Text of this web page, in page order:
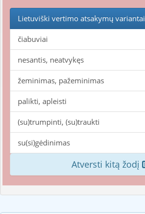
Lietuviški vertimo atsakymų variantai
čiabuviai
nesantis, neatvykęs
žeminimas, pažeminimas
palikti, apleisti
(su)trumpinti, (su)traukti
su(si)gėdinimas
Atversti kitą žodį